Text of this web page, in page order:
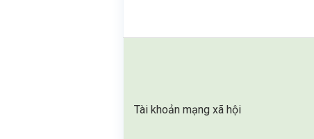
Tài khoản mạng xã hội